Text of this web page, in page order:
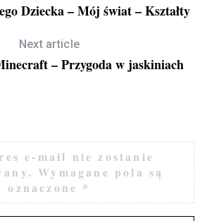
Dziecka – Mój świat – Kształty
Next article
– Przygoda w jaskiniach
e-mail nie zostanie
Wymagane pola są
oznaczone *